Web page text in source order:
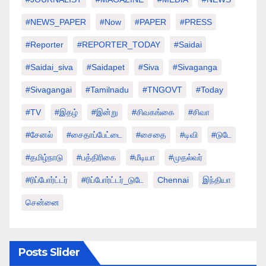
#NEWS_PAPER #Now #PAPER #PRESS
#Reporter #REPORTER_TODAY #saidai
#saidai_siva #saidapet #Siva #Sivaganga
#sivagangai #tamilnadu #TNGOVT #today
#TV #இதழ் #இன்று #சிவகங்கை #சிவா
#சேனல் #சைதாப்பேட்டை #சைதை #டிவி #டுடே
#தமிழ்நாடு #பத்திரிகை #மீடியா #முதல்வர்
#ரிப்போர்ட்டர் #ரிப்போர்ட்டர்_டுடே Chennai இந்தியா
சென்னை
Posts Slider